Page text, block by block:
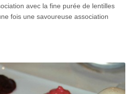
avec la fine purée de lentilles
fois une savoureuse association